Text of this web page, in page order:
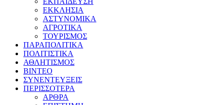
ΕΚΚΛΗΣΙΑ
ΑΣΤΥΝΟΜΙΚΑ
ΑΓΡΟΤΙΚΑ
ΤΟΥΡΙΣΜΟΣ
ΠΑΡΑΠΟΛΙΤΙΚΑ
ΠΟΛΙΤΙΣΤΙΚΑ
ΑΘΛΗΤΙΣΜΟΣ
ΒΙΝΤΕΟ
ΣΥΝΕΝΤΕΥΞΕΙΣ
ΠΕΡΙΣΣΟΤΕΡΑ
ΑΡΘΡΑ